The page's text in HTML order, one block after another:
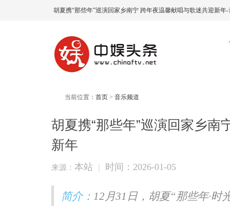
胡夏携“那些年”巡演回家乡南宁 跨年夜温馨献唱与歌迷共迎新
当前位置： 首页 > 音乐频道
胡夏携“那些年”巡演回家乡
新年
来源： 本站 | 时间：2026-01-05
简介： 12月31日，胡夏“那些年·时